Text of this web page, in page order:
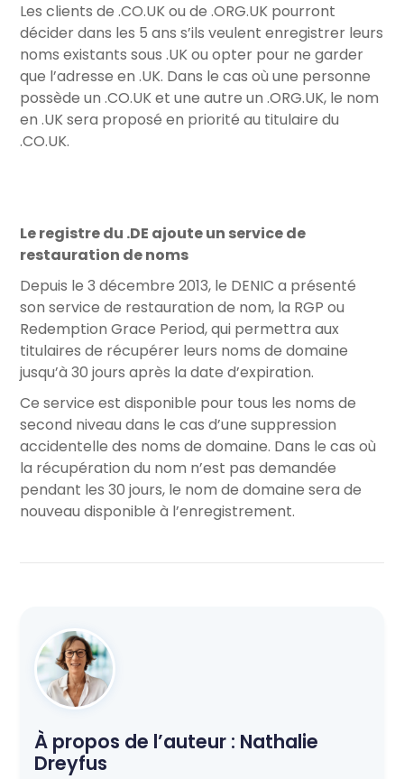
Les clients de .CO.UK ou de .ORG.UK pourront
décider dans les 5 ans s’ils veulent enregistrer leurs
noms existants sous .UK ou opter pour ne garder
que l’adresse en .UK. Dans le cas où une personne
possède un .CO.UK et une autre un .ORG.UK, le nom
en .UK sera proposé en priorité au titulaire du
.CO.UK.
Le registre du .DE ajoute un service de
restauration de noms
Depuis le 3 décembre 2013, le DENIC a présenté
son service de restauration de nom, la RGP ou
Redemption Grace Period, qui permettra aux
titulaires de récupérer leurs noms de domaine
jusqu’à 30 jours après la date d’expiration.
Ce service est disponible pour tous les noms de
second niveau dans le cas d’une suppression
accidentelle des noms de domaine. Dans le cas où
la récupération du nom n’est pas demandée
pendant les 30 jours, le nom de domaine sera de
nouveau disponible à l’enregistrement.
À propos de l’auteur : Nathalie
Dreyfus